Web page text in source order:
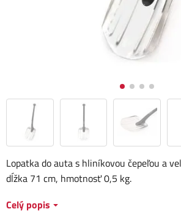
Lopatka do auta s hliníkovou čepeľou a
dĺžka 71 cm, hmotnosť 0,5 kg.
Celý popis